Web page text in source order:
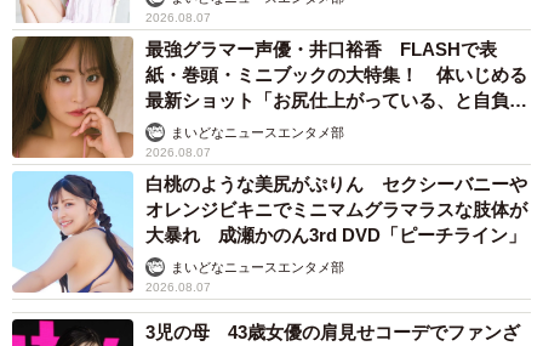
2026.08.07
最強グラマー声優・井口裕香 FLASHで表
紙・巻頭・ミニブックの大特集！ 体いじめる
最新ショット「お尻仕上がっている、と自負し
ています」「いくつになっても理想の身体でい
たい」
まいどなニュースエンタメ部
2026.08.07
白桃のような美尻がぷりん セクシーバニーや
オレンジビキニでミニマムグラマラスな肢体が
大暴れ 成瀬かのん3rd DVD「ピーチライン」
まいどなニュースエンタメ部
2026.08.07
3児の母 43歳女優の肩見せコーデでファンざ